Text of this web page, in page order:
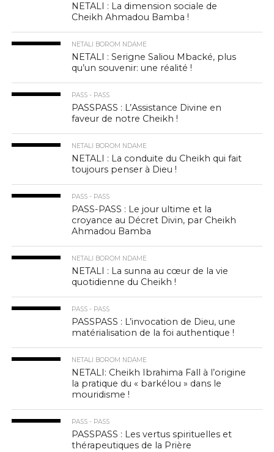
NETALI : La dimension sociale de
Cheikh Ahmadou Bamba !
NETALI BOROM NDAME
NETALI : Serigne Saliou Mbacké, plus
qu’un souvenir: une réalité !
PASS - PASS
PASSPASS : L’Assistance Divine en
faveur de notre Cheikh !
NETALI BOROM NDAME
NETALI : La conduite du Cheikh qui fait
toujours penser à Dieu !
PASS - PASS
PASS-PASS : Le jour ultime et la
croyance au Décret Divin, par Cheikh
Ahmadou Bamba
NETALI BOROM NDAME
NETALI : La sunna au cœur de la vie
quotidienne du Cheikh !
PASS - PASS
PASSPASS : L’invocation de Dieu, une
matérialisation de la foi authentique !
NETALI BOROM NDAME
NETALI: Cheikh Ibrahima Fall à l’origine
la pratique du « barkélou » dans le
mouridisme !
PASS - PASS
PASSPASS : Les vertus spirituelles et
thérapeutiques de la Prière